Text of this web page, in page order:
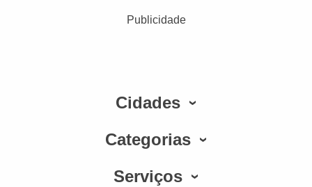
Publicidade
Cidades
Categorias
Serviços